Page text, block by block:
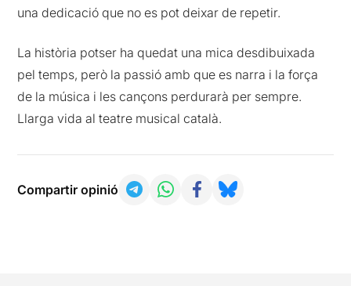
una dedicació que no es pot deixar de repetir.
La història potser ha quedat una mica desdibuixada
pel temps, però la passió amb que es narra i la força
de la música i les cançons perdurarà per sempre.
Llarga vida al teatre musical català.
Compartir opinió